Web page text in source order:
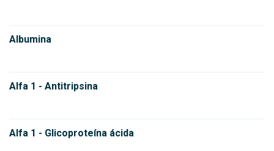
Albumina
Alfa 1 - Antitripsina
Alfa 1 - Glicoproteína ácida